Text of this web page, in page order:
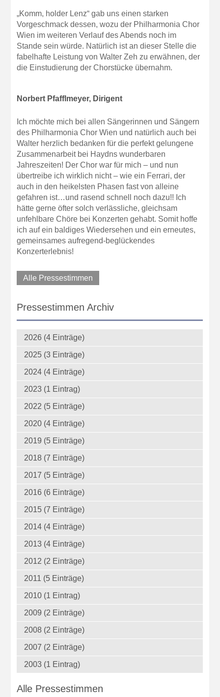
„Komm, holder Lenz“ gab uns einen starken
Vorgeschmack dessen, wozu der Philharmonia Chor
Wien im weiteren Verlauf des Abends noch im
Stande sein würde. Natürlich ist an dieser Stelle die
fabelhafte Leistung von Walter Zeh zu erwähnen, der
die Einstudierung der Chorstücke übernahm.
Norbert Pfafflmeyer, Dirigent
Ich möchte mich bei allen Sängerinnen und Sängern
des Philharmonia Chor Wien und natürlich auch bei
Walter herzlich bedanken für die perfekt gelungene
Zusammenarbeit bei Haydns wunderbaren
Jahreszeiten! Der Chor war für mich – und nun
übertreibe ich wirklich nicht – wie ein Ferrari, der
auch in den heikelsten Phasen fast von alleine
gefahren ist…und rasend schnell noch dazu!! Ich
hätte gerne öfter solch verlässliche, gleichsam
unfehlbare Chöre bei Konzerten gehabt. Somit hoffe
ich auf ein baldiges Wiedersehen und ein erneutes,
gemeinsames aufregend-beglückendes
Konzerterlebnis!
Alle Pressestimmen
Pressestimmen Archiv
2026 (4 Einträge)
2025 (3 Einträge)
2024 (4 Einträge)
2023 (1 Eintrag)
2022 (5 Einträge)
2020 (4 Einträge)
2019 (5 Einträge)
2018 (7 Einträge)
2017 (5 Einträge)
2016 (6 Einträge)
2015 (7 Einträge)
2014 (4 Einträge)
2013 (4 Einträge)
2012 (2 Einträge)
2011 (5 Einträge)
2010 (1 Eintrag)
2009 (2 Einträge)
2008 (2 Einträge)
2007 (2 Einträge)
2003 (1 Eintrag)
Alle Pressestimmen